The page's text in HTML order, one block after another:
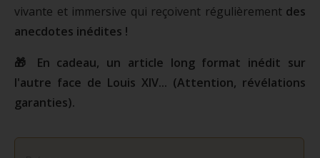
vivante et immersive qui reçoivent régulièrement des
anecdotes inédites !
🎁 En cadeau, un article long format inédit sur
l'autre face de Louis XIV... (Attention, révélations
garanties).